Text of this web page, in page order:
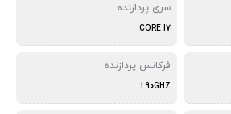
سری پردازنده
CORE I7
فرکانس پردازنده
1.90GHZ